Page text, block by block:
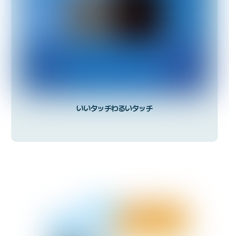
いいタッチわるいタッチ